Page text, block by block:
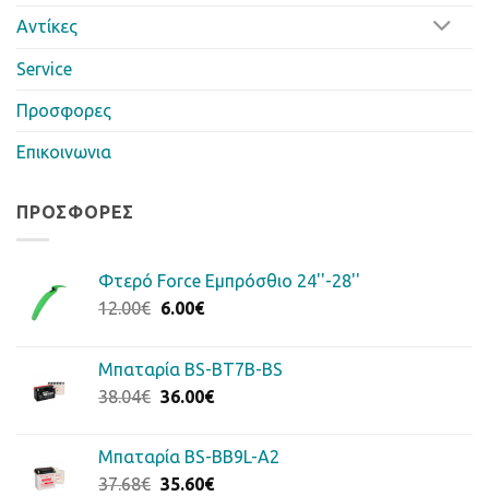
Αντίκες
Service
Προσφορες
Επικοινωνια
ΠΡΟΣΦΟΡΈΣ
Φτερό Force Εμπρόσθιο 24''-28''
12.00€ Original
12.00€.
6.00€Η
είναι:
6.00€.
Μπαταρία BS-BT7B-BS
38.04€ Original
38.04€.
36.00€Η
είναι:
36.00€.
Μπαταρία BS-BB9L-A2
37.68€ Original
35.60€Η